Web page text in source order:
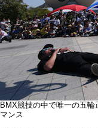
BMX競技の中で唯一の五
マンス